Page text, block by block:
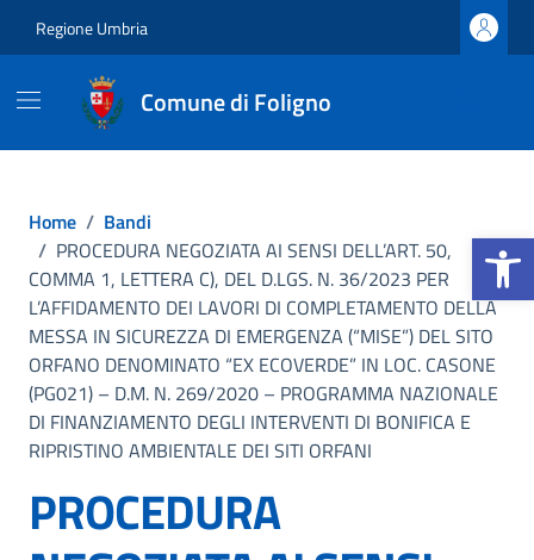
Apri la
Regione Umbria
Comune di Foligno
Home / Bandi
/ PROCEDURA NEGOZIATA AI SENSI DELL’ART. 50,
COMMA 1, LETTERA C), DEL D.LGS. N. 36/2023 PER
L’AFFIDAMENTO DEI LAVORI DI COMPLETAMENTO DELLA
MESSA IN SICUREZZA DI EMERGENZA (“MISE”) DEL SITO
ORFANO DENOMINATO “EX ECOVERDE” IN LOC. CASONE
(PG021) – D.M. N. 269/2020 – PROGRAMMA NAZIONALE
DI FINANZIAMENTO DEGLI INTERVENTI DI BONIFICA E
RIPRISTINO AMBIENTALE DEI SITI ORFANI
PROCEDURA